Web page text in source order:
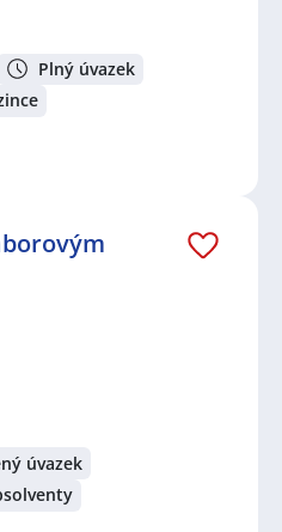
Plný úvazek
úvazek